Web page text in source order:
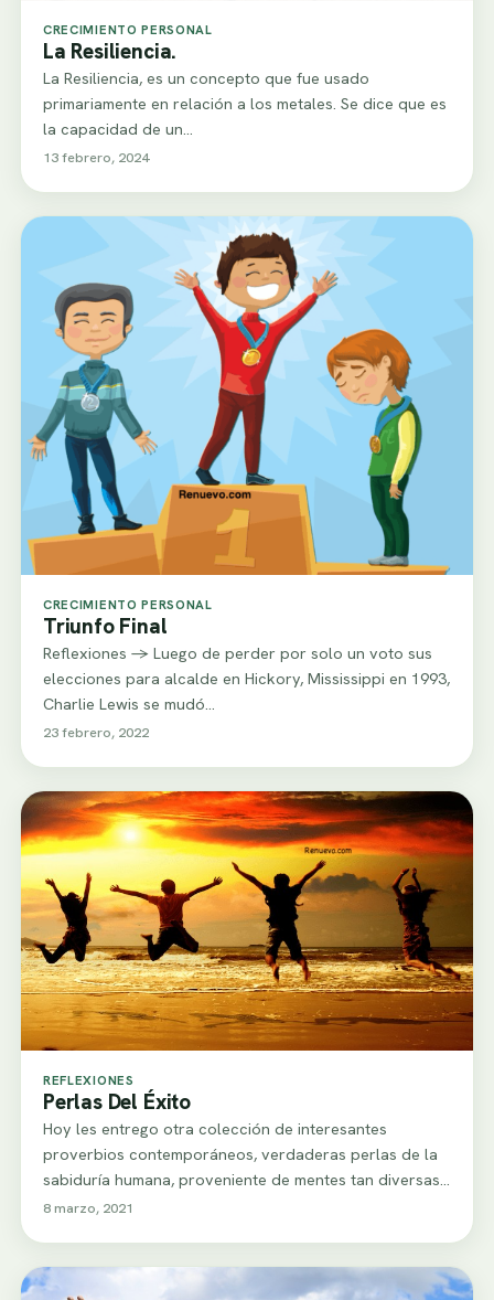
CRECIMIENTO PERSONAL
La Resiliencia.
La Resiliencia, es un concepto que fue usado
primariamente en relación a los metales. Se dice que es
la capacidad de un…
13 febrero, 2024
CRECIMIENTO PERSONAL
Triunfo Final
Reflexiones -> Luego de perder por solo un voto sus
elecciones para alcalde en Hickory, Mississippi en 1993,
Charlie Lewis se mudó…
23 febrero, 2022
REFLEXIONES
Perlas Del Éxito
Hoy les entrego otra colección de interesantes
proverbios contemporáneos, verdaderas perlas de la
sabiduría humana, proveniente de mentes tan diversas
como las…
8 marzo, 2021